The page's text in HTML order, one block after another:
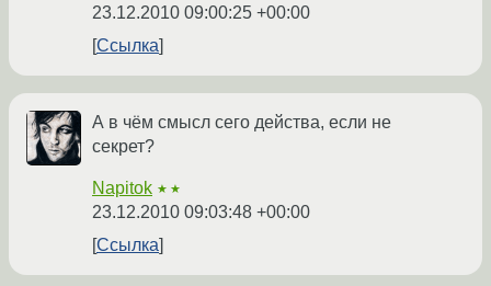
23.12.2010 09:00:25 +00:00
Ссылка
А в чём смысл сего действа, если не
секрет?
Napitok ★★
23.12.2010 09:03:48 +00:00
Ссылка